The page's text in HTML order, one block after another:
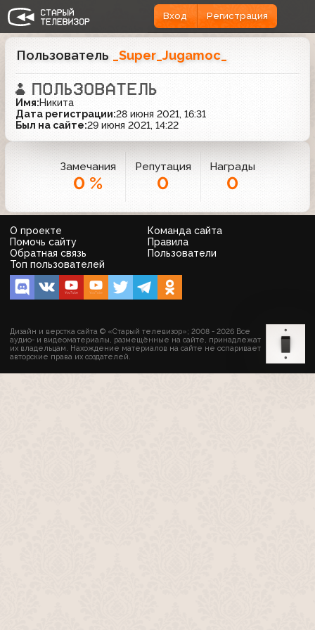
Вход Регистрация
Замечания
0 %
Репутация
0
Награды
0
Пользователь _Super_Jugamoc_
Имя:Никита
Дата регистрации:28 июня 2021, 16:31
Был на сайте:29 июня 2021, 14:22
О проекте
Команда сайта
Помочь сайту
Правила
Обратная связь
Пользователи
Топ пользователей
Дизайн и верстка сайта © «Старый телевизор»; 2008 - 2026 Все
аудио- и видеоматериалы, размещённые на сайте, принадлежат
их владельцам. Нахождение материалов на сайте не оспаривает
авторские права их создателей.